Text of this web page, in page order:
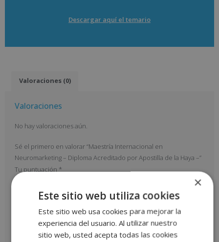
Descargar aquí el temario
Valoraciones (0)
Valoraciones
No hay valoraciones aún.
Sé el primero en valorar “Maestría Internacional en
Neuromarketing – Diploma Acreditado por Apostilla de la Haya –”
Tu puntuación *
Tu valoración*
×
Este sitio web utiliza cookies
Este sitio web usa cookies para mejorar la
experiencia del usuario. Al utilizar nuestro
sitio web, usted acepta todas las cookies